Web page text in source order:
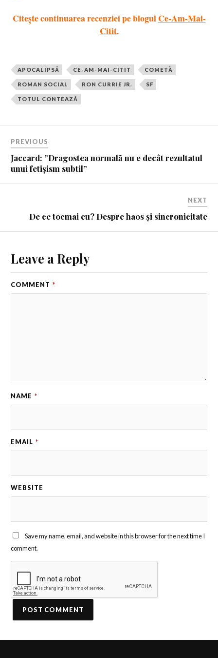
Citește continuarea recenziei pe blogulCe-Am-Mai-
Citit.
APOCALIPSĂ CE-AM-MAI-CITIT COMETĂ
ROMAN SOCIAL RON CURRIE JR. SF
TOTUL CONTEAZĂ
PREVIOUS
Jaccard: ”Dragostea normală nu e decât rezultatul
unui fetișism subtil”
NEXT
De ce tocmai eu? Despre haos și sincronicitate
Leave a Reply
COMMENT *
NAME *
EMAIL *
WEBSITE
Save my name, email, and website in this browser for the next time I
comment.